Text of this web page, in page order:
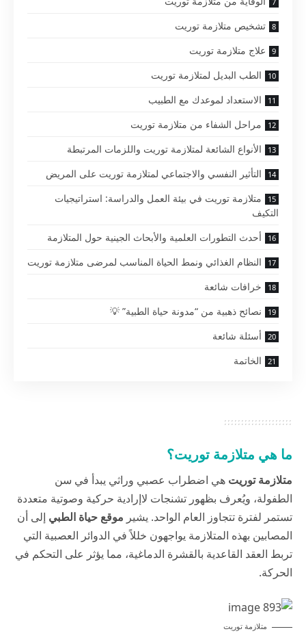
تشخيص متلازمة توريت
علاج متلازمة توريت
الطب البديل لمتلازمة توريت
الاستعداد لموعدك مع الطبيب
مراحل الشفاء من متلازمة توريت
الأنواع الشائعة لمتلازمة توريت واللزمات المرتبطة
التأثير النفسي والاجتماعي لمتلازمة توريت على المريض
متلازمة توريت في بيئة العمل والدراسة: استراتيجيات
التكيف
أحدث التطورات العلمية والأبحاث الجينية حول المتلازمة
النظام الغذائي ونمط الحياة المناسب لمرضى متلازمة توريت
خرافات شائعة
نصائح ذهبية من “مدونة حياة الطبية” 💡
أسئلة شائعة
الخاتمة
ما هي متلازمة توريت؟
متلازمة توريت هي اضطراب عصبي وراثي يبدأ في سن
الطفولة، ويُعرف بظهور تشنجات لاإرادية حركية وصوتية متعددة
تستمر لفترة تتجاوز العام الواحد. يشير موقع حياة الطبي إلى أن
المصابين بهذه المتلازمة يواجهون خللاً في الدوائر العصبية التي
تربط العقد القاعدية بالقشرة الدماغية، مما يؤثر على التحكم في
الحركة.
متلازمة توريت